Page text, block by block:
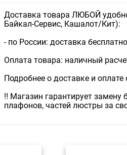
Доставка товара ЛЮБОЙ
Байкал-Сервис, Кашалот/Кит):
- по России: доставка
Оплата товара: наличный
Подробнее о доставке и оплате
‼️ Магазин гарантирует замену
плафонов, частей люстры за